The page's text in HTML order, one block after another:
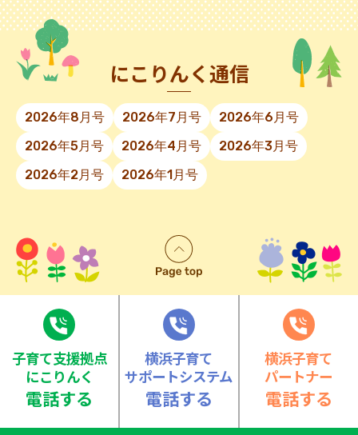
にこりんく通信
2026年8月号 2026年7月号
2026年6月号
2026年5月号
2026年4月号
2026年3月号
2026年2月号
2026年1月号
⼦育て⽀援拠点
にこりんく
電話する
横浜子育て
サポートシステム
電話する
横浜子育て
パートナー
電話する